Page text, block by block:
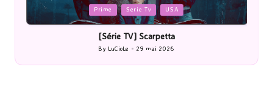
Posted
in
Cinéma
[Cinéma] Les Rayons et des ombres
Posted
by
By LuCioLe 27 mai 2026